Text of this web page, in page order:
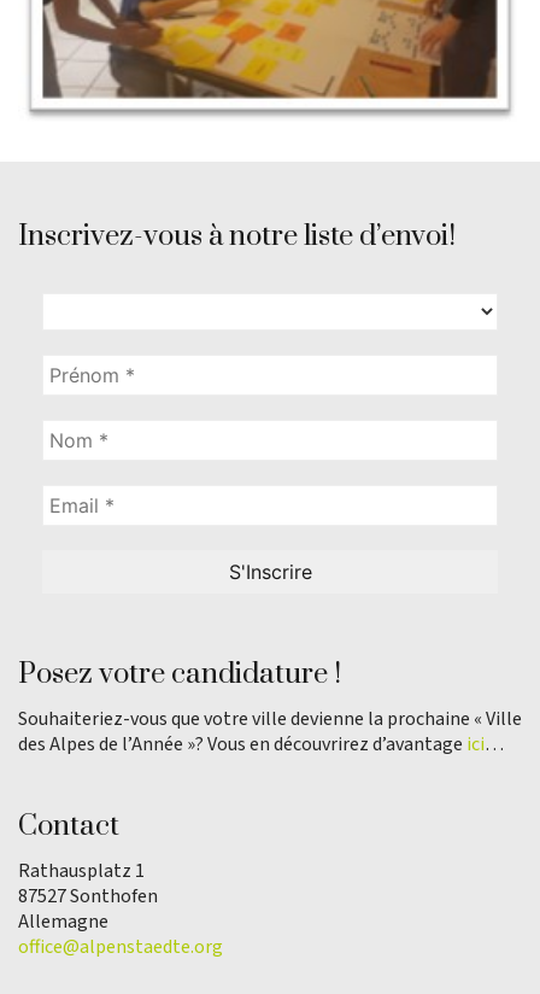
Inscrivez-vous à notre liste d’envoi!
Posez votre candidature !
Souhaiteriez-vous que votre ville devienne la prochaine « Ville
des Alpes de l’Année »? Vous en découvrirez d’avantage ici…
Contact
Rathausplatz 1
87527 Sonthofen
Allemagne
office@alpenstaedte.org